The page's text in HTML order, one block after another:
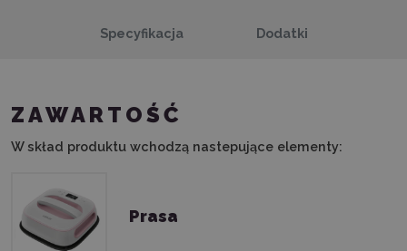
Specyfikacja Dodatki
ZAWARTOŚĆ
W skład produktu wchodzą nastepujące elementy:
Prasa